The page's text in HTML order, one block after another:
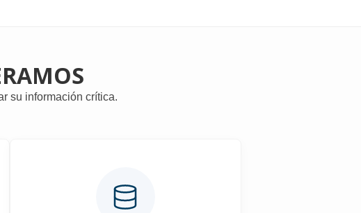
su información crítica.